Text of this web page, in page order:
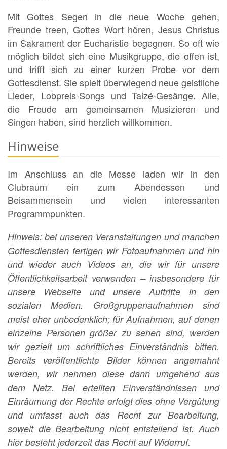
Mit Gottes Segen in die neue Woche gehen,
Freunde treen, Gottes Wort hören, Jesus Christus
im Sakrament der Eucharistie begegnen. So oft wie
möglich bildet sich eine Musikgruppe, die offen ist,
und trifft sich zu einer kurzen Probe vor dem
Gottesdienst. Sie spielt überwiegend neue geistliche
Lieder, Lobpreis-Songs und Taizé-Gesänge. Alle,
die Freude am gemeinsamen Musizieren und
Singen haben, sind herzlich willkommen.
Hinweise
Im Anschluss an die Messe laden wir in den
Clubraum ein zum Abendessen und
Beisammensein und vielen interessanten
Programmpunkten.
Hinweis: bei unseren Veranstaltungen und manchen
Gottesdiensten fertigen wir Fotoaufnahmen und hin
und wieder auch Videos an, die wir für unsere
Öffentlichkeitsarbeit verwenden – insbesondere für
unsere Webseite und unsere Auftritte in den
sozialen Medien. Großgruppenaufnahmen sind
meist eher unbedenklich; für Aufnahmen, auf denen
einzelne Personen größer zu sehen sind, werden
wir gezielt um schriftliches Einverständnis bitten.
Bereits veröffentlichte Bilder können angemahnt
werden, wir nehmen diese dann umgehend aus
dem Netz. Bei erteilten Einverständnissen und
Einräumung der Rechte erfolgt dies ohne Vergütung
und umfasst auch das Recht zur Bearbeitung,
soweit die Bearbeitung nicht entstellend ist. Auch
hier besteht jederzeit das Recht auf Widerruf.